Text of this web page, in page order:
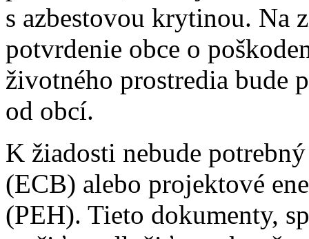
s azbestovou krytinou. Na
potvrdenie obce o
životného prostredia bude
od obcí.
K žiadosti nebude
(ECB) alebo projektové
(PEH). Tieto dokumenty,